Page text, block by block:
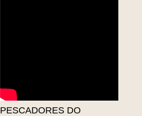
PESCADORES DO